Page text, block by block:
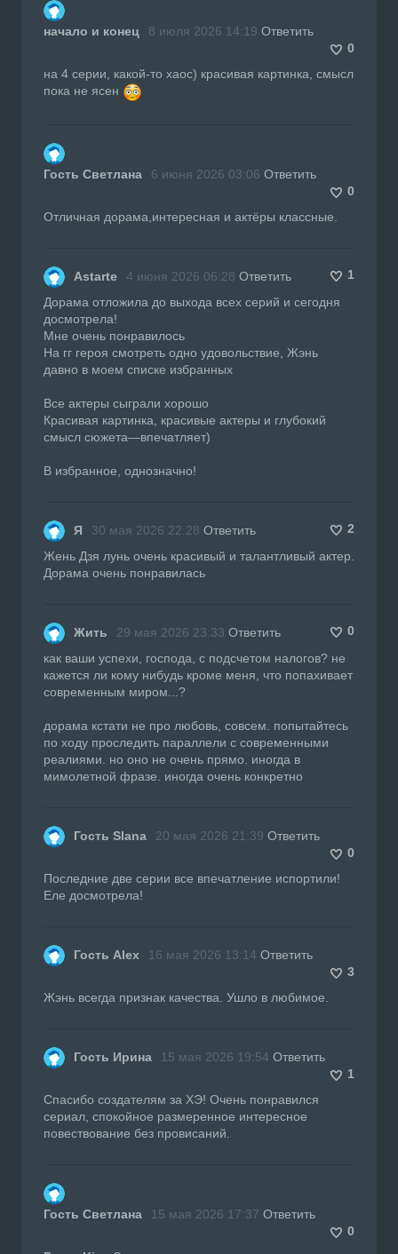
начало и конец 8 июля 2026 14:19 Ответить
0
на 4 серии, какой-то хаос) красивая картинка, смысл
пока не ясен
Гость Светлана 6 июня 2026 03:06 Ответить
0
Отличная дорама,интересная и актёры классные.
Astarte 4 июня 2026 06:28 Ответить
1
Дорама отложила до выхода всех серий и сегодня
досмотрела!
Мне очень понравилось
На гг героя смотреть одно удовольствие, Жэнь
давно в моем списке избранных
Все актеры сыграли хорошо
Красивая картинка, красивые актеры и глубокий
смысл сюжета—впечатляет)
В избранное, однозначно!
Я 30 мая 2026 22:28 Ответить
2
Жень Дзя лунь очень красивый и талантливый актер.
Дорама очень понравилась
Жить 29 мая 2026 23:33 Ответить
0
как ваши успехи, господа, с подсчетом налогов? не
кажется ли кому нибудь кроме меня, что попахивает
современным миром...?
дорама кстати не про любовь, совсем. попытайтесь
по ходу проследить параллели с современными
реалиями. но оно не очень прямо. иногда в
мимолетной фразе. иногда очень конкретно
Гость Slana 20 мая 2026 21:39 Ответить
0
Последние две серии все впечатление испортили!
Еле досмотрела!
Гость Alex 16 мая 2026 13:14 Ответить
3
Жэнь всегда признак качества. Ушло в любимое.
Гость Ирина 15 мая 2026 19:54 Ответить
1
Спасибо создателям за ХЭ! Очень понравился
сериал, спокойное размеренное интересное
повествование без провисаний.
Гость Светлана 15 мая 2026 17:37 Ответить
0